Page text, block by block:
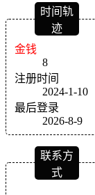
时间轨
迹
金钱
8
注册时间
2024-1-10
最后登录
2026-8-9
联系方
式